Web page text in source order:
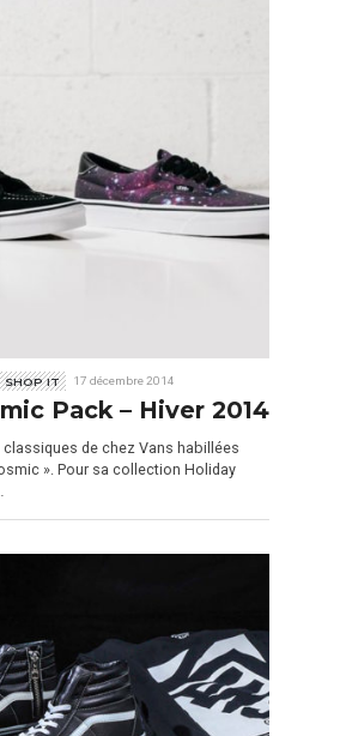
SHOP IT 17 décembre 2014
Pack – Hiver 2014
de chez Vans habillées
». Pour sa collection Holiday